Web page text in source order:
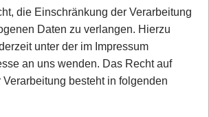
die Einschränkung der Verarbeitung
Daten zu verlangen. Hierzu
unter der im Impressum
an uns wenden. Das Recht auf
besteht in folgenden